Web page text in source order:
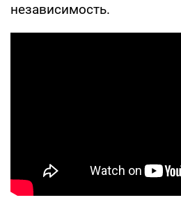
независимость.